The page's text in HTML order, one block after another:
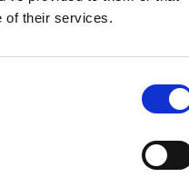
of their services.
de « pas de
pour les